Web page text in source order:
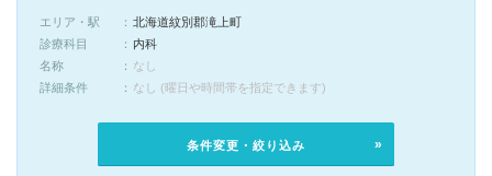
エリア・駅
北海道紋別郡滝上町
診療科目
内科
名称
なし
詳細条件
なし (曜日や時間帯を指定できます)
条件変更・絞り込み